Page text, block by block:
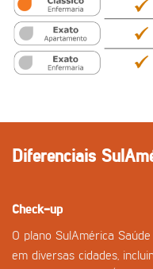
Diferenciais
Check-up
O plano SulAmérica
em diversas cidades,